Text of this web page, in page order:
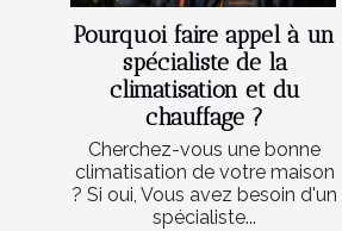
Pourquoi faire appel à un
spécialiste de la
climatisation et du
chauffage ?
Cherchez-vous une bonne
climatisation de votre maison
? Si oui, Vous avez besoin d'un
spécialiste...